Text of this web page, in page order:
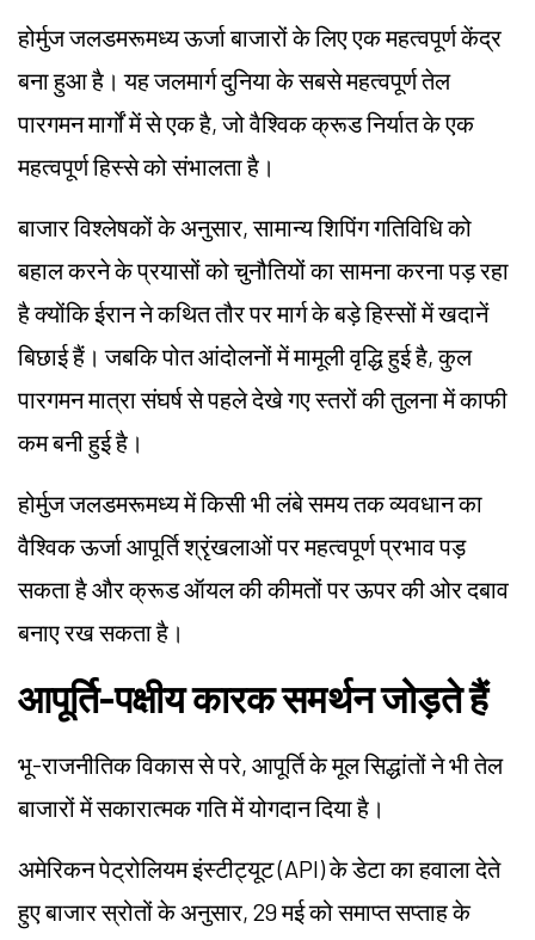
होर्मुज जलडमरूमध्य ऊर्जा बाजारों के लिए एक महत्वपूर्ण केंद्र
बना हुआ है। यह जलमार्ग दुनिया के सबसे महत्वपूर्ण तेल
पारगमन मार्गों में से एक है, जो वैश्विक क्रूड निर्यात के एक
महत्वपूर्ण हिस्से को संभालता है।
बाजार विश्लेषकों के अनुसार, सामान्य शिपिंग गतिविधि को
बहाल करने के प्रयासों को चुनौतियों का सामना करना पड़ रहा
है क्योंकि ईरान ने कथित तौर पर मार्ग के बड़े हिस्सों में खदानें
बिछाई हैं। जबकि पोत आंदोलनों में मामूली वृद्धि हुई है, कुल
पारगमन मात्रा संघर्ष से पहले देखे गए स्तरों की तुलना में काफी
कम बनी हुई है।
होर्मुज जलडमरूमध्य में किसी भी लंबे समय तक व्यवधान का
वैश्विक ऊर्जा आपूर्ति श्रृंखलाओं पर महत्वपूर्ण प्रभाव पड़
सकता है और क्रूड ऑयल की कीमतों पर ऊपर की ओर दबाव
बनाए रख सकता है।
आपूर्ति-पक्षीय कारक समर्थन जोड़ते हैं
भू-राजनीतिक विकास से परे, आपूर्ति के मूल सिद्धांतों ने भी तेल
बाजारों में सकारात्मक गति में योगदान दिया है।
अमेरिकन पेट्रोलियम इंस्टीट्यूट (API) के डेटा का हवाला देते
हुए बाजार स्रोतों के अनुसार, 29 मई को समाप्त सप्ताह के